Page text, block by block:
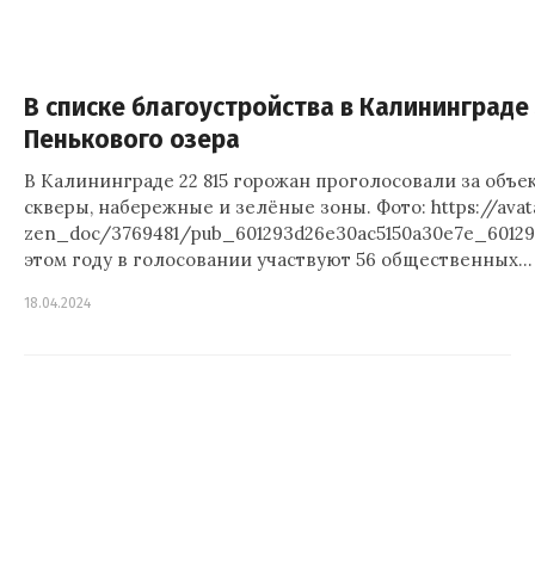
В списке благоустройства в
Пенькового озера
В Калининграде 22 815 горожан проголосовали за
скверы, набережные и зелёные зоны. Фото: https://
zen_doc/3769481/
этом году в голосовании участвуют 56 общественных…
18.04.2024